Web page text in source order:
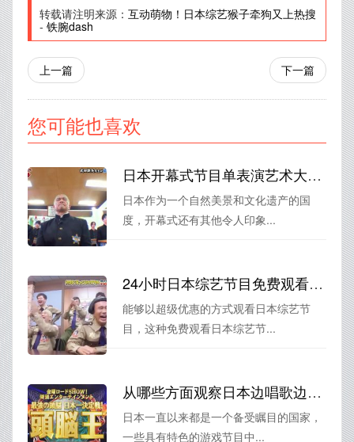
转载请注明来源： 互动萌物！日本综艺猴子牵狗又上热搜
- 铁腕dash
上一篇 下一篇
您可能也喜欢
日本开幕式节目单表演艺术大赏，演绎日本传统与现代的完美结合
日本作为一个自然美景和文化遗产的国
度，开幕式还有其他令人印象...
24小时日本综艺节目免费观看全集视频播放，享受更多惊喜巨惠
能够以超级优惠的方式观看日本综艺节
目，这种免费观看日本综艺节...
从哪些方面观察日本边唱歌边玩的游综艺才能真正感受到其魅力？
日本一直以来都是一个备受瞩目的国家，
一些具有特色的游戏节目中...